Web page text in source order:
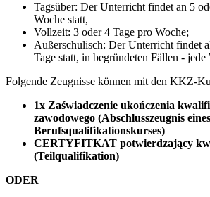
Tagsüber: Der Unterricht findet an 5
Woche statt,
Vollzeit: 3 oder 4 Tage pro Woche;
Außerschulisch: Der Unterricht findet
Tage statt, in begründeten Fällen -
Folgende Zeugnisse können mit den KKZ-
1x Zaświadczenie ukończenia
zawodowego (Abschlusszeugnis eines
Berufsqualifikationskurses)
CERTYFITKAT potwierdzający
(Teilqualifikation)
ODER